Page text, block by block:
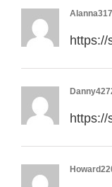
https://
https://